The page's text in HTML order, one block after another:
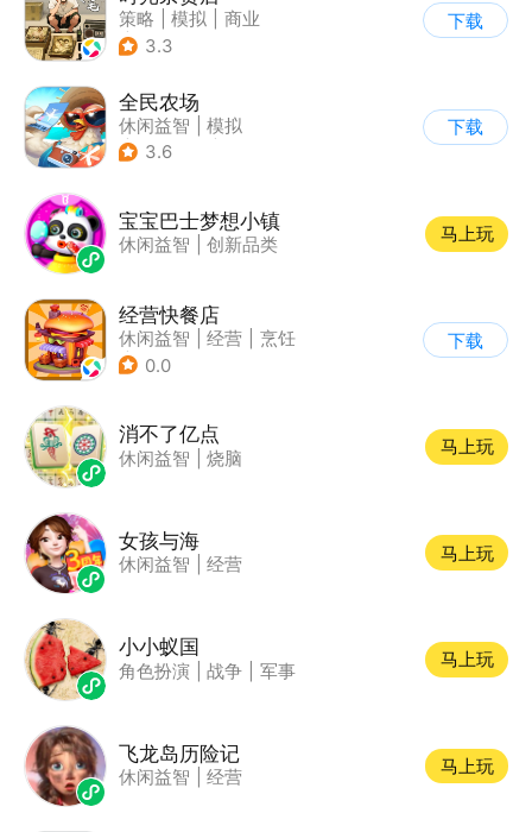
策略 模拟
商业
| 童年
3.3
下载
全民农场
休闲益智
模拟
| 田园生活
3.6
下载
宝宝巴士梦想小镇
休闲益智 创新品类
马上玩
经营快餐店
休闲益智 经营
烹饪
| 卡通
0.0
下载
消不了亿点
休闲益智 烧脑
马上玩
女孩与海
休闲益智 经营
马上玩
小小蚁国
角色扮演 战争 军事
马上玩
飞龙岛历险记
休闲益智 经营
马上玩